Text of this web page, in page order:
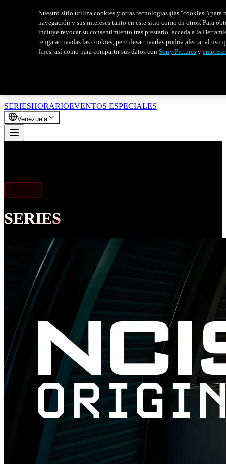
SERIESHORARIOEVENTOS ESPECIALES
Venezuela
SERIES
Nuestro sitio utiliza cookies y otras tecnologías (las "cookies") para
navegación y sus intereses tanto en este sitio como en otros. Para
incluye revocar su consentimiento tras prestarlo, acceda a la
tenga activadas las cookies, pero desactivarlas podría afectar al
fines, así como para compartir sus datos conSony Pictures y